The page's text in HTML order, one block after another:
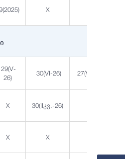
X
29(V-
26)
30(VI-26) 27(VII-26)
X 30(IIკვ.-26)
X X